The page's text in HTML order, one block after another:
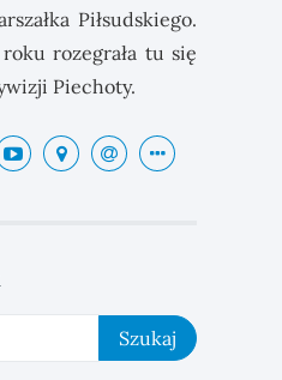
Piłsudskiego.
rozegrała tu się
Piechoty.